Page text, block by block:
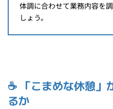
体調に合わせて業務内容を
しょう。
☕ 「こまめな休憩
るか